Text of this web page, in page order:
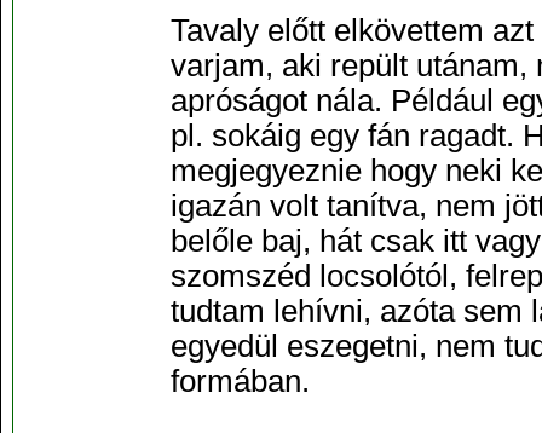
Tavaly előtt elkövettem
varjam, aki repült utánam,
apróságot nála. Például
pl. sokáig egy fán ragadt.
megjegyeznie hogy neki
igazán volt tanítva, nem
belőle baj, hát csak itt
szomszéd locsolótól,
tudtam lehívni, azóta sem
egyedül eszegetni, nem
formában.